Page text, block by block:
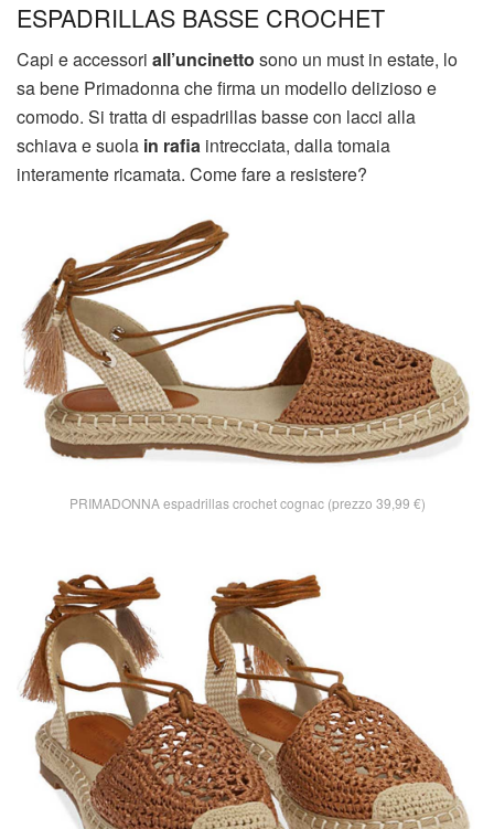
ESPADRILLAS BASSE CROCHET
Capi e accessori all’uncinetto sono un must in estate, lo
sa bene Primadonna che firma un modello delizioso e
comodo. Si tratta di espadrillas basse con lacci alla
schiava e suola in rafia intrecciata, dalla tomaia
interamente ricamata. Come fare a resistere?
PRIMADONNA espadrillas crochet cognac (prezzo 39,99 €)